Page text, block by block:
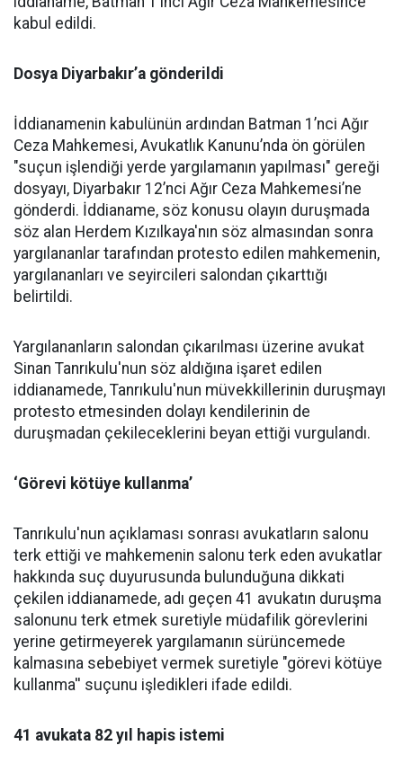
kabul edildi.
Dosya Diyarbakır’a gönderildi
İddianamenin kabulünün ardından Batman 1’nci Ağır
Ceza Mahkemesi, Avukatlık Kanunu’nda ön görülen
"suçun işlendiği yerde yargılamanın yapılması" gereği
dosyayı, Diyarbakır 12’nci Ağır Ceza Mahkemesi’ne
gönderdi. İddianame, söz konusu olayın duruşmada
söz alan Herdem Kızılkaya'nın söz almasından sonra
yargılananlar tarafından protesto edilen mahkemenin,
yargılananları ve seyircileri salondan çıkarttığı
belirtildi.
Yargılananların salondan çıkarılması üzerine avukat
Sinan Tanrıkulu'nun söz aldığına işaret edilen
iddianamede, Tanrıkulu'nun müvekkillerinin duruşmayı
protesto etmesinden dolayı kendilerinin de
duruşmadan çekileceklerini beyan ettiği vurgulandı.
‘Görevi kötüye kullanma’
Tanrıkulu'nun açıklaması sonrası avukatların salonu
terk ettiği ve mahkemenin salonu terk eden avukatlar
hakkında suç duyurusunda bulunduğuna dikkati
çekilen iddianamede, adı geçen 41 avukatın duruşma
salonunu terk etmek suretiyle müdafilik görevlerini
yerine getirmeyerek yargılamanın sürüncemede
kalmasına sebebiyet vermek suretiyle "görevi kötüye
kullanma'' suçunu işledikleri ifade edildi.
41 avukata 82 yıl hapis istemi